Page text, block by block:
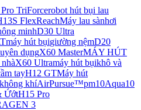
TriForcerobot hút bụi lau
FlexReachMáy lau sànhơi
minhD30 Ultra
máy hút bụigiường nệmD20
dụngX60 MasterMÁY HÚT
X60 Ultramáy hút bụikhô và
tayH12 GTMáy hút
không khíAirPursue™pm10Aqua10
ỨớtH15 Pro
GEN 3